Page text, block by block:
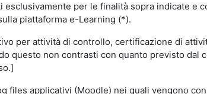
per le finalità sopra indicate e
piattaforma e-Learning (*).
per attività di controllo, certificazione di
questo non contrasti con quanto previsto
files applicativi (Moodle) nei quali vengono